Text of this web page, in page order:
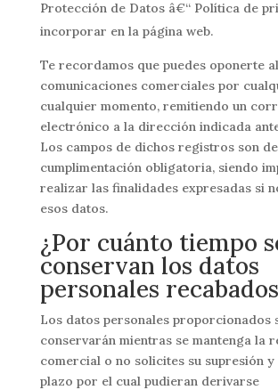
Protección de Datos â€“ Polí­tica de
incorporar en la página web.
Te recordamos que puedes oponerte
comunicaciones comerciales por
cualquier momento, remitiendo un
electrónico a la dirección indicada
Los campos de dichos registros son de
cumplimentación obligatoria, siendo
realizar las finalidades expresadas si
esos datos.
¿Por cuánto tiempo
conservan los datos
personales
Los datos personales proporcionados
conservarán mientras se mantenga la
comercial o no solicites su supresión
plazo por el cual pudieran derivarse